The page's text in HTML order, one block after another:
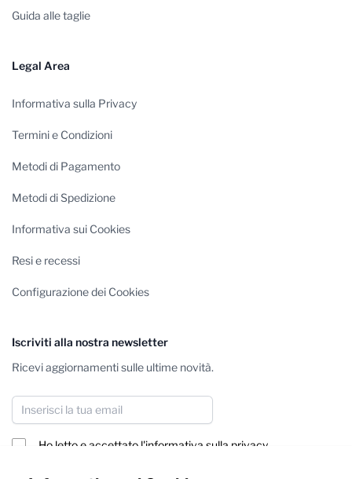
Guida alle taglie
Legal Area
Informativa sulla Privacy
Termini e Condizioni
Metodi di Pagamento
Metodi di Spedizione
Informativa sui Cookies
Resi e recessi
Configurazione dei Cookies
Iscriviti alla nostra newsletter
Ricevi aggiornamenti sulle ultime novità.
Indirizzo email
Ho letto e accettato l'informativa sulla privacy